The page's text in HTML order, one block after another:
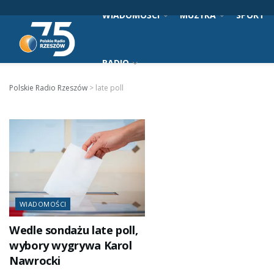
WIADOMOŚCI MUZYKA SPORT
RADIO
Polskie Radio Rzeszów > late poll
WIADOMOŚCI
Wedle sondażu late poll,
wybory wygrywa Karol
Nawrocki